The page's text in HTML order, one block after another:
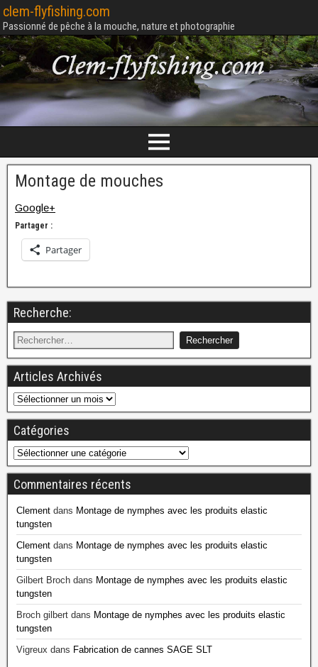
clem-flyfishing.com
Passionné de pêche à la mouche, nature et photographie
Montage de mouches
Google+
Partager :
Partager
Recherche:
Articles Archivés
Catégories
Commentaires récents
Clement dans Montage de nymphes avec les produits elastic
tungsten
Clement dans Montage de nymphes avec les produits elastic
tungsten
Gilbert Broch dans Montage de nymphes avec les produits elastic
tungsten
Broch gilbert dans Montage de nymphes avec les produits elastic
tungsten
Vigreux dans Fabrication de cannes SAGE SLT